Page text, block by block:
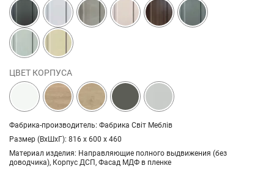
ЦВЕТ КОРПУСА
Фабрика-производитель: Фабрика Світ Меблів
Размер (ВхШхГ): 816 х 600 х 460
Материал изделия: Направляющие полного выдвижения (без
доводчика), Корпус ДСП, Фасад МДФ в пленке